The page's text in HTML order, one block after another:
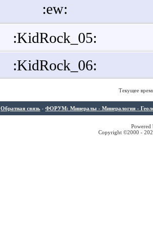
:ew:
:KidRock_05:
:KidRock_06:
Текущее
Обратная связь - ФОРУМ: Минералы - Минералогия -
Copyright ©2000 -